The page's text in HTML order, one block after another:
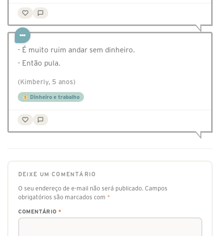
- É muito ruim andar sem dinheiro.
- Então pula.
(Kimberly, 5 anos)
Dinheiro e trabalho
DEIXE UM COMENTÁRIO
O seu endereço de e-mail não será publicado. Campos
obrigatórios são marcados com *
COMENTÁRIO *